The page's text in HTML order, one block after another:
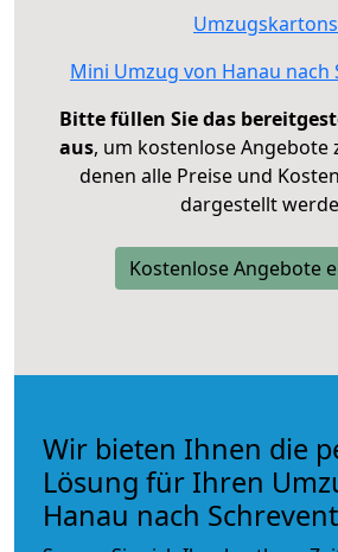
Umzugskartons
Mini Umzug von Hanau nach
Bitte füllen Sie das
aus, um kostenlose Angebote
denen alle Preise und
dargestellt
Kostenlose Angebote
Wir bieten Ihnen die
Lösung für Ihren
Hanau nach